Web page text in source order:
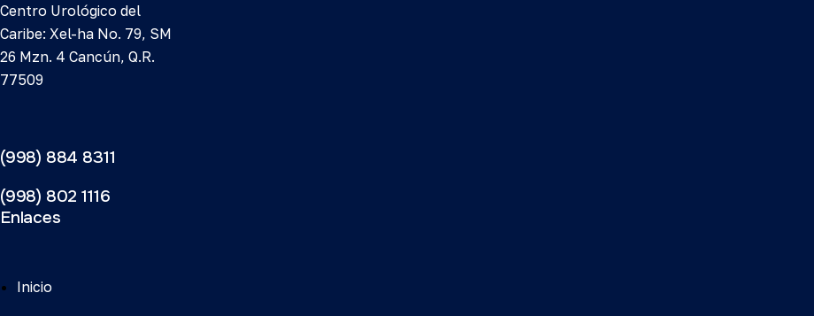
Centro Urológico del
Caribe: Xel-ha No. 79, SM
26 Mzn. 4 Cancún, Q.R.
77509
(998) 884 8311
(998) 802 1116
Enlaces
Inicio